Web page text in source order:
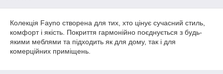
Колекція Fayno створена для тих, хто цінує сучасний стиль,
комфорт і якість. Покриття гармонійно поєднується з будь-
якими меблями та підходить як для дому, так і для
комерційних приміщень.